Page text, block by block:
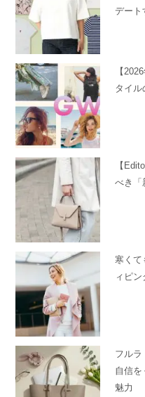
デート
【
タイル
【
べき「
寒くて
ィピン
フルラ
自信を
魅力